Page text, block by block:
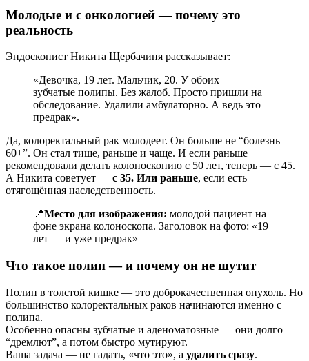
Молодые и с онкологией — почему это
реальность
Эндоскопист Никита Щербачиня рассказывает:
«Девочка, 19 лет. Мальчик, 20. У обоих —
зубчатые полипы. Без жалоб. Просто пришли на
обследование. Удалили амбулаторно. А ведь это —
предрак».
Да, колоректальный рак молодеет. Он больше не “болезнь
60+”. Он стал тише, раньше и чаще. И если раньше
рекомендовали делать колоноскопию с 50 лет, теперь — с 45.
А Никита советует — с 35. Или раньше, если есть
отягощённая наследственность.
📍Место для изображения: молодой пациент на
фоне экрана колоноскопа. Заголовок на фото: «19
лет — и уже предрак»
Что такое полип — и почему он не шутит
Полип в толстой кишке — это доброкачественная опухоль. Но
большинство колоректальных раков начинаются именно с
полипа.
Особенно опасны зубчатые и аденоматозные — они долго
“дремлют”, а потом быстро мутируют.
Ваша задача — не гадать, «что это», а удалить сразу.